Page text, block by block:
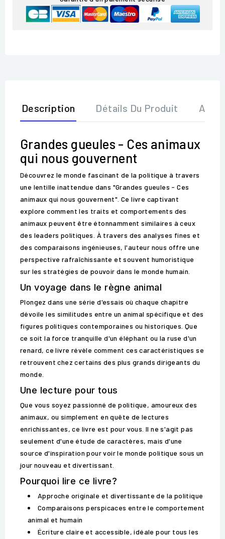
Description Détails Du Produit Avis
Grandes gueules - Ces animaux
qui nous gouvernent
Découvrez le monde fascinant de la politique à travers
une lentille inattendue dans "Grandes gueules - Ces
animaux qui nous gouvernent". Ce livre captivant
explore comment les traits et comportements des
animaux peuvent être étonnamment similaires à ceux
des leaders politiques. À travers des analyses fines et
des comparaisons ingénieuses, l'auteur nous offre une
perspective rafraîchissante et souvent humoristique
sur les stratégies de pouvoir dans le monde humain.
Un voyage dans le règne animal
Plongez dans une série d'essais où chaque chapitre
dévoile les similitudes entre un animal spécifique et des
figures politiques contemporaines ou historiques. Que
ce soit la force tranquille d'un éléphant ou la ruse d'un
renard, ce livre révèle comment ces caractéristiques se
retrouvent chez certains des plus grands dirigeants du
monde.
Une lecture pour tous
Que vous soyez passionné de politique, amoureux des
animaux, ou simplement en quête de lectures
enrichissantes, ce livre est pour vous. Il ne s'agit pas
seulement d'une étude de caractères, mais d'une
source d'inspiration pour voir le monde politique sous un
jour nouveau et divertissant.
Pourquoi lire ce livre?
Approche originale et divertissante de la politique
Comparaisons perspicaces entre le comportement
animal et humain
Écriture claire et accessible, idéale pour tous les